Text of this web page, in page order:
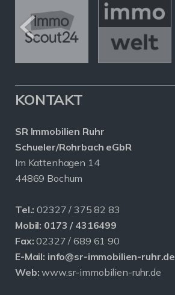
KONTAKT
SR Immobilien Ruhr
Schueler/Rohrbach eGbR
Im Kattenhagen 14
44869 Bochum
Tel.: 02327 / 375 82 83
Mobil: 0173 / 4316499
Fax: 02327 / 689 61 90
E-Mail: info@sr-immobilien-ruhr.de
Web: www.sr-immobilien-ruhr.de